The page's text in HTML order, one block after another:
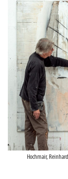
Hochmair,